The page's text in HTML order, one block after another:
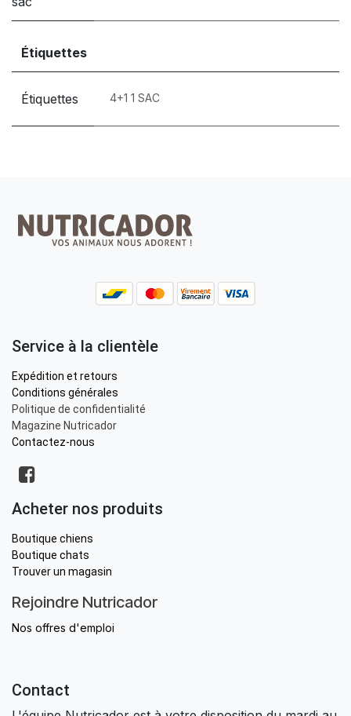
Étiquettes
Étiquettes 4+1 1 SAC
Service à la clientèle
Expédition et retours
Conditions générales
Politique de confidentialité
Magazine Nutricador
Contactez-nous
Acheter nos produits
Boutique chiens
Boutique chats
Trouver un magasin
Rejoindre Nutricador
Nos offres d'emploi
Contact